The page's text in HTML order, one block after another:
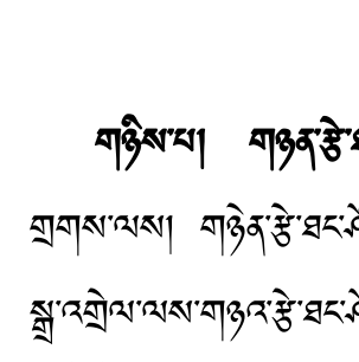
གཉིས་པ།
གྲགས་ལས།